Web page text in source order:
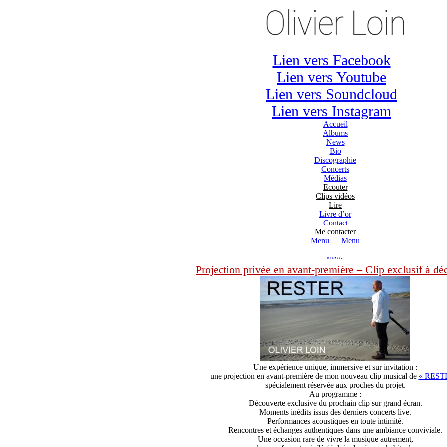
Lien vers Facebook
Lien vers Youtube
Lien vers Soundcloud
Lien vers Instagram
Accueil
Albums
News
Bio
Discographie
Concerts
Médias
Ecouter
Clips vidéos
Lire
Livre d’or
Contact
Me contacter
Menu
Menu
NEWS
Projection privée en avant-première – Clip exclusif à
Une expérience unique, immersive et sur invitation :
une projection en avant-première de mon nouveau clip musical de «
spécialement réservée aux proches du projet.
Au programme :
Découverte exclusive du prochain clip sur grand écran.
Moments inédits issus des derniers concerts live.
Performances acoustiques en toute intimité.
Rencontres et échanges authentiques dans une ambiance conviviale.
Une occasion rare de vivre la musique autrement,